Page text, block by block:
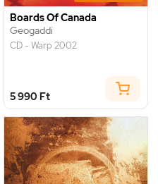
Boards Of Canada
Geogaddi
CD - Warp 2002
5 990 Ft